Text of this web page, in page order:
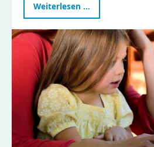
Weiterlesen …
ist
Liebhaben
–
Kinder
der
Zeisigwaldfüchse
gestalten
den
Friedenstag